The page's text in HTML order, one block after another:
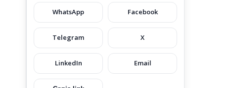
WhatsApp Facebook
Telegram X
LinkedIn Email